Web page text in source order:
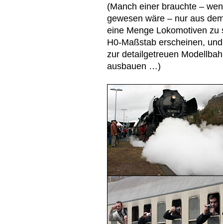
(Manch einer brauchte –
gewesen wäre – nur aus
eine Menge Lokomotiven
H0-Maßstab erscheinen,
zur detailgetreuen
ausbauen …)